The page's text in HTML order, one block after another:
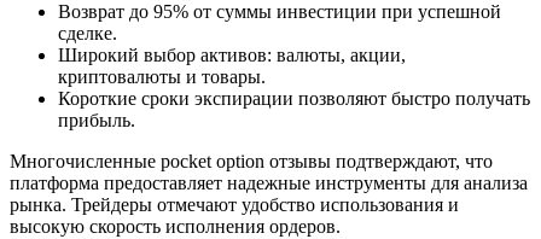
Возврат до 95% от суммы инвестиции при успешной
сделке.
Широкий выбор активов: валюты, акции,
криптовалюты и товары.
Короткие сроки экспирации позволяют быстро получать
прибыль.
Многочисленные pocket option отзывы подтверждают, что
платформа предоставляет надежные инструменты для анализа
рынка. Трейдеры отмечают удобство использования и
высокую скорость исполнения ордеров.